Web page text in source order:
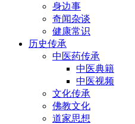
身边事
奇闻杂谈
健康常识
历史传承
中医药传承
中医典籍
中医视频
文化传承
佛教文化
道家思想